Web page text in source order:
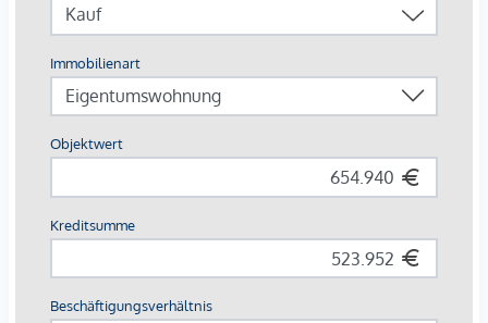
verzichten zu wollen.
Nachhaltiges Wohnen
Das Projekt setzt auf zukunftsorientierte Energieeffizienz:
Moderne Luft-Wärmepumpe, die Vorbereitung für
Photovoltaik-Anlagen sowie E-Ladestationen sind Teil des
Konzepts. Ein angestrebtes klima.aktiv-Zertifikat
unterstreicht den nachhaltigen Anspruch. Hochwertige
Materialien wie Parkettboden, 3-fach-verglaste Fenster
sowie optional Küchen mit Miele-Geräten schaffen ein
Wohnumfeld, das heute begeistert und morgen Bestand hat.